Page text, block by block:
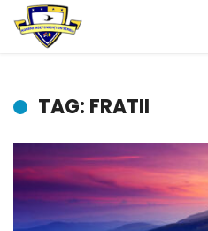
TAG: FRATII